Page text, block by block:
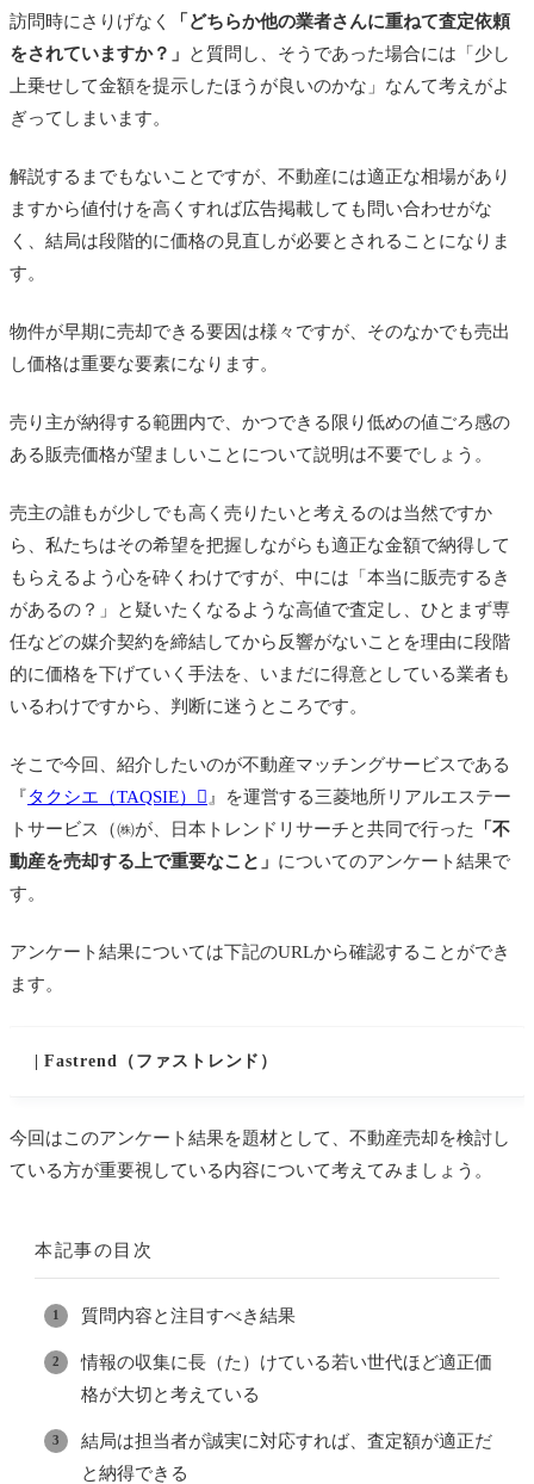
訪問時にさりげなく
「どちらか他の業者さんに重ねて査定依頼
をされていますか？」
と質問し、そうであった場合には「少し
上乗せして金額を提示したほうが良いのかな」なんて考えがよ
ぎってしまいます。
解説するまでもないことですが、不動産には適正な相場があり
ますから値付けを高くすれば広告掲載しても問い合わせがな
く、結局は段階的に価格の見直しが必要とされることになりま
す。
物件が早期に売却できる要因は様々ですが、そのなかでも売出
し価格は重要な要素になります。
売り主が納得する範囲内で、かつできる限り低めの値ごろ感の
ある販売価格が望ましいことについて説明は不要でしょう。
売主の誰もが少しでも高く売りたいと考えるのは当然ですか
ら、私たちはその希望を把握しながらも適正な金額で納得して
もらえるよう心を砕くわけですが、中には「本当に販売するき
があるの？」と疑いたくなるような高値で査定し、ひとまず専
任などの媒介契約を締結してから反響がないことを理由に段階
的に価格を下げていく手法を、いまだに得意としている業者も
いるわけですから、判断に迷うところです。
そこで今回、紹介したいのが不動産マッチングサービスである
『タクシエ（TAQSIE）
』を運営する三菱地所リアルエステー
トサービス（㈱が、日本トレンドリサーチと共同で行った
「不
動産を売却する上で重要なこと」 についてのアンケート結果で
す。
アンケート結果については下記のURLから確認することができ
ます。
| Fastrend（ファストレンド）
今回はこのアンケート結果を題材として、不動産売却を検討し
ている方が重要視している内容について考えてみましょう。
本記事の目次
質問内容と注目すべき結果
情報の収集に長（た）けている若い世代ほど適正価
格が大切と考えている
結局は担当者が誠実に対応すれば、査定額が適正だ
と納得できる